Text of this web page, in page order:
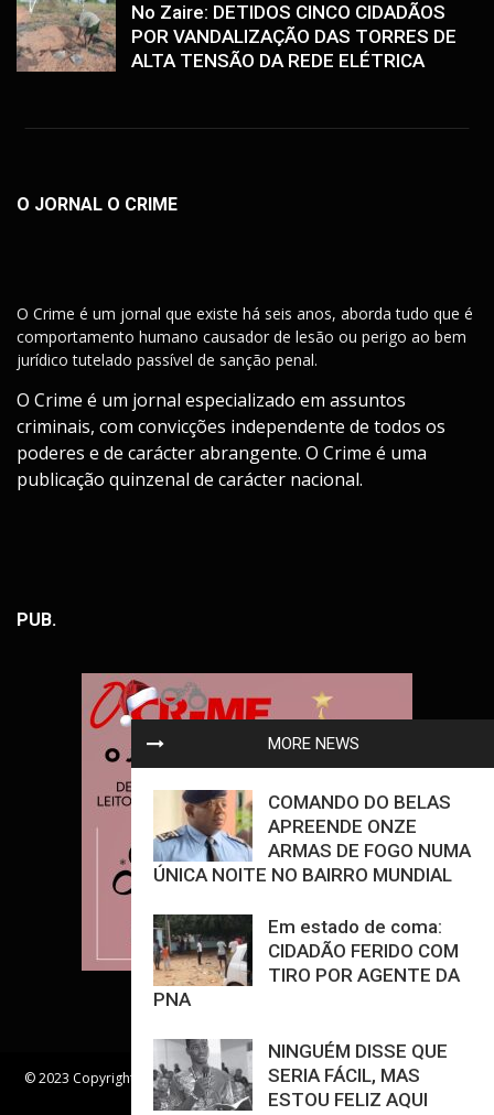
MORE NEWS
COMANDO DO BELAS
APREENDE ONZE
ARMAS DE FOGO NUMA
ÚNICA NOITE NO BAIRRO MUNDIAL
Em estado de coma:
CIDADÃO FERIDO COM
TIRO POR AGENTE DA
PNA
NINGUÉM DISSE QUE
SERIA FÁCIL, MAS
ESTOU FELIZ AQUI
No Zaire: DETIDOS CINCO CIDADÃOS
POR VANDALIZAÇÃO DAS TORRES DE
ALTA TENSÃO DA REDE ELÉTRICA
O JORNAL O CRIME
O Crime é um jornal que existe há seis anos, aborda tudo que é
comportamento humano causador de lesão ou perigo ao bem
jurídico tutelado passível de sanção penal.
O Crime é um jornal especializado em assuntos
criminais, com convicções independente de todos os
poderes e de carácter abrangente. O Crime é uma
publicação quinzenal de carácter nacional.
PUB.
© 2023 Copyright - Jornal O Crime - All Rights Reserved. | Desenvolvido
Por Mwango Brain